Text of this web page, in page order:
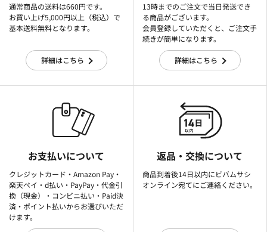
通常商品の送料は660円です。
お買い上げ5,000円以上（税込）で
基本送料無料となります。
詳細はこちら
13時までのご注文で当日発送でき
る商品がございます。
会員登録していただくと、ご注文手
続きが簡単になります。
詳細はこちら
お支払いについて
クレジットカード・Amazon Pay・
楽天ぺイ・d払い・PayPay・代金引
換（現金）・コンビニ払い・Paid決
済・ポイント払いからお選びいただ
けます。
返品・交換について
商品到着後14日以内にビバムサシ
オンライン宛てにご連絡ください。